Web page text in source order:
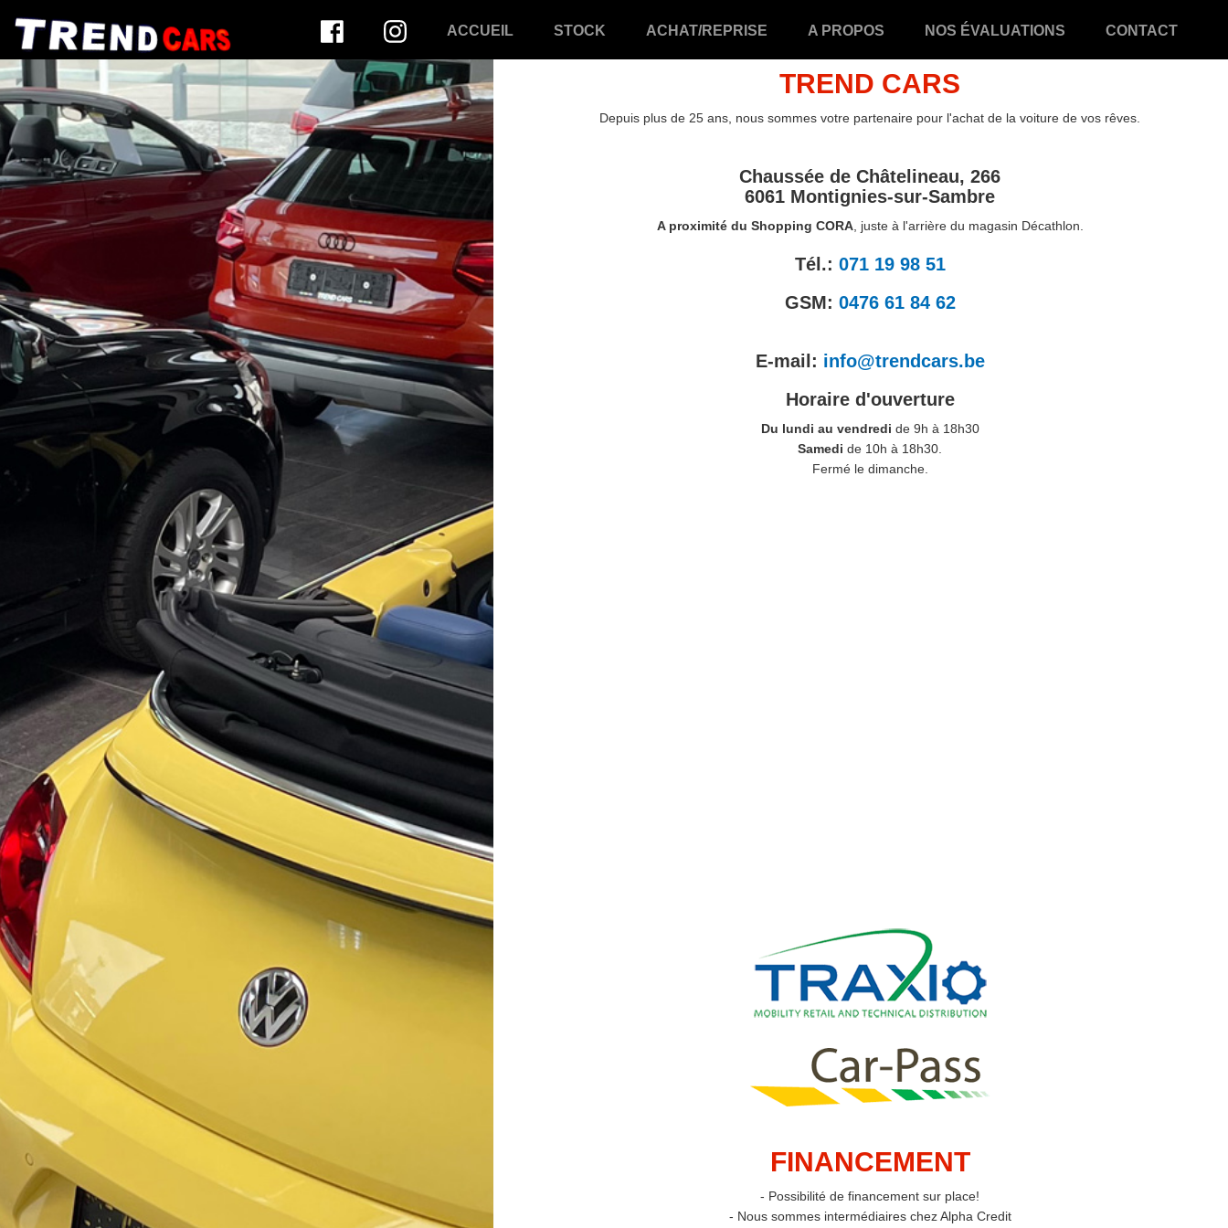
ACCUEIL STOCK ACHAT/REPRISE A PROPOS NOS ÉVALUATIONS CONTACT
TREND CARS
Depuis plus de 25 ans, nous sommes votre partenaire pour l'achat de la voiture de vos rêves.
Chaussée de Châtelineau, 266
6061 Montignies-sur-Sambre
A proximité du Shopping CORA, juste à l'arrière du magasin Décathlon.
Tél.: 071 19 98 51
GSM: 0476 61 84 62
E-mail: info@trendcars.be
Horaire d'ouverture
Du lundi au vendredi de 9h à 18h30
Samedi de 10h à 18h30.
Fermé le dimanche.
FINANCEMENT
- Possibilité de financement sur place!
- Nous sommes intermédiaires chez Alpha Credit